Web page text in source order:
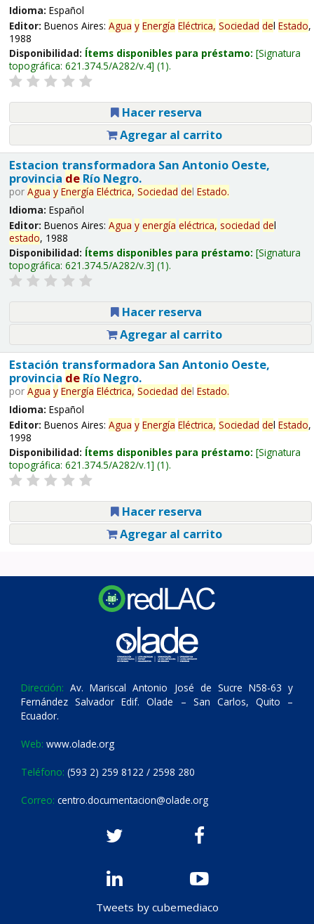
Idioma: Español
Editor: Buenos Aires: Agua y Energía Eléctrica, Sociedad del Estado,
1988
Disponibilidad: Ítems disponibles para préstamo: Signatura
topográfica: 621.374.5/A282/v.4 (1).
Hacer reserva
Agregar al carrito
Estacion transformadora San Antonio Oeste,
provincia deRío Negro.
por Agua y Energía Eléctrica, Sociedad del Estado.
Idioma: Español
Editor: Buenos Aires: Agua y energía eléctrica, sociedad del
estado, 1988
Disponibilidad: Ítems disponibles para préstamo: Signatura
topográfica: 621.374.5/A282/v.3 (1).
Hacer reserva
Agregar al carrito
Estación transformadora San Antonio Oeste,
provincia deRío Negro.
por Agua y Energía Eléctrica, Sociedad del Estado.
Idioma: Español
Editor: Buenos Aires: Agua y Energía Eléctrica, Sociedad del Estado,
1998
Disponibilidad: Ítems disponibles para préstamo: Signatura
topográfica: 621.374.5/A282/v.1 (1).
Hacer reserva
Agregar al carrito
Dirección: Av. Mariscal Antonio José de Sucre N58-63 y
Fernández Salvador Edif. Olade – San Carlos, Quito –
Ecuador.
Web: www.olade.org
Teléfono: (593 2) 259 8122 / 2598 280
Correo: centro.documentacion@olade.org
Tweets by cubemediaco